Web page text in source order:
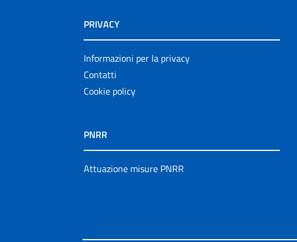
PRIVACY
Informazioni per la privacy
Contatti
Cookie policy
PNRR
Attuazione misure PNRR